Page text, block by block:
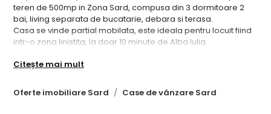
Oferte imobiliare Sard Case de vânzare Sard
teren de 500mp in Zona Sard, compusa din 3 dormitoare 2
bai, living separata de bucatarie, debara si terasa.
Casa se vinde partial mobilata, este ideala pentru locuit fiind
intr-o zona linistita, la doar 10 minute de Alba Iulia.
Citește mai mult